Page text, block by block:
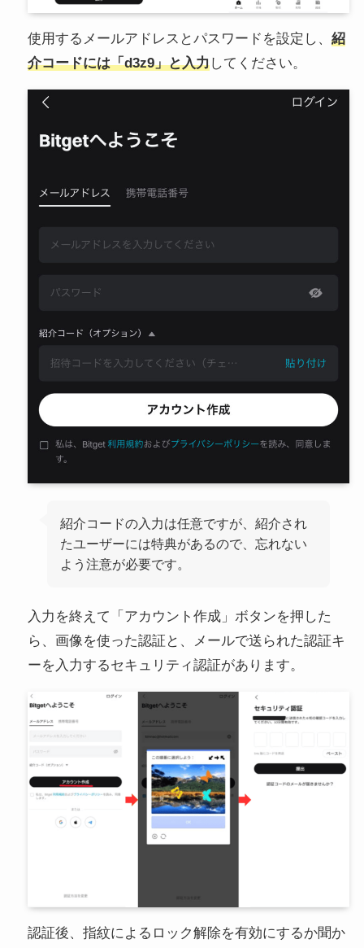
使用するメールアドレスとパスワードを設定し、 紹
介コードには「d3z9」と入力してください。
紹介コードの入力は任意ですが、紹介され
たユーザーには特典があるので、忘れない
よう注意が必要です。
入力を終えて「アカウント作成」ボタンを押した
ら、画像を使った認証と、メールで送られた認証キ
ーを入力するセキュリティ認証があります。
認証後、指紋によるロック解除を有効にするか聞か